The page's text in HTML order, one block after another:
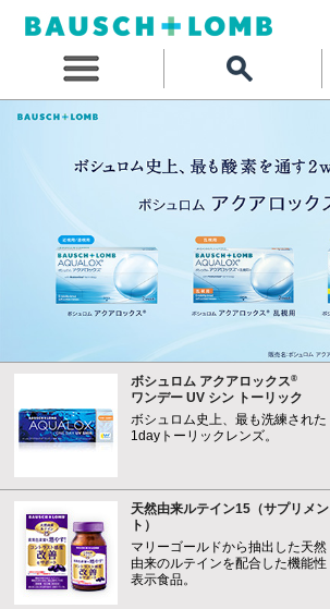
ボシュロム アクアロックス®
ワンデー UV シン トーリック
ボシュロム史上、最も洗練された
1dayトーリックレンズ。
天然由来ルテイン15（サプリメン
ト）
マリーゴールドから抽出した天然
由来のルテインを配合した機能性
表示食品。